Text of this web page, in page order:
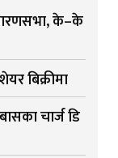
के–के
बिक्रीमा
चार्ज डि